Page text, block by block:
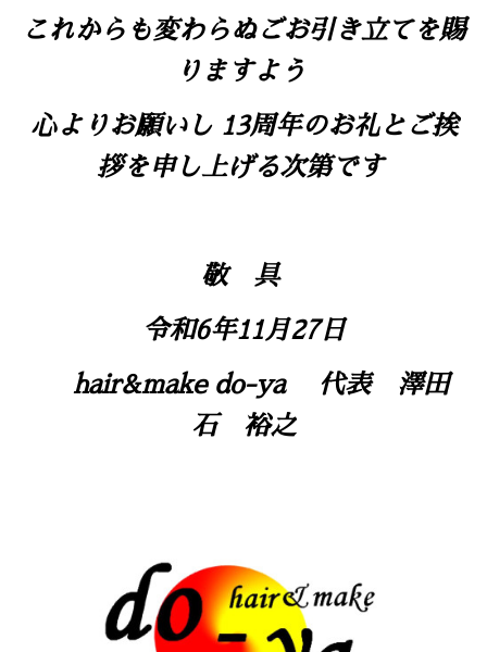
これからも変わらぬごお引き立てを賜
りますよう
心よりお願いし 13周年のお礼とご挨
拶を申し上げる次第です
敬 具
令和6年11月27日
hair&make do-ya 代表 澤田
石 裕之